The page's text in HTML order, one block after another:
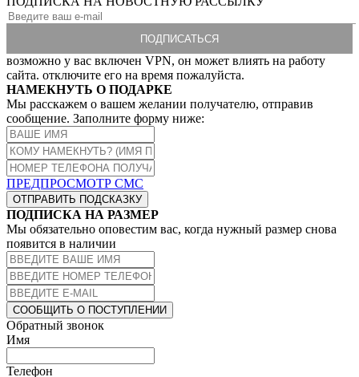
возможно у вас включен VPN, он может влиять на работу
сайта. отключите его на время пожалуйста.
НАМЕКНУТЬ О ПОДАРКЕ
Мы расскажем о вашем желании получателю, отправив
сообщение. Заполните форму ниже:
ПРЕДПРОСМОТР СМС
ОТПРАВИТЬ ПОДСКАЗКУ
ПОДПИСКА НА РАЗМЕР
Мы обязательно оповестим вас, когда нужный размер снова
появится в наличии
СООБЩИТЬ О ПОСТУПЛЕНИИ
Обратный звонок
Имя
Телефон